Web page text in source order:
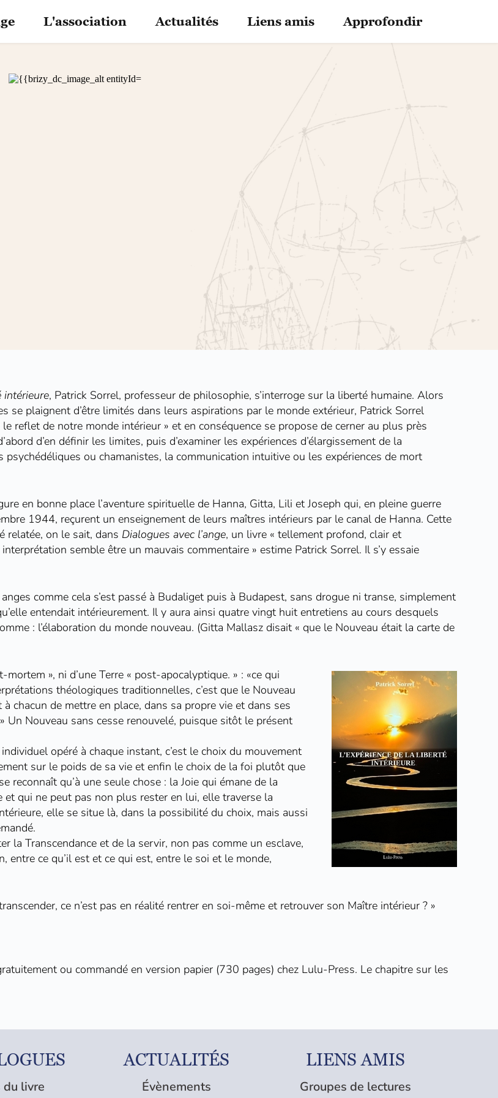
L'association Actualités Liens amis Approfondir
intérieure, Patrick Sorrel, professeur de philosophie, s’interroge sur la liberté humaine. Alors
se plaignent d’être limités dans leurs aspirations par le monde extérieur, Patrick Sorrel
reflet de notre monde intérieur » et en conséquence se propose de cerner au plus près
d’en définir les limites, puis d’examiner les expériences d’élargissement de la
psychédéliques ou chamanistes, la communication intuitive ou les expériences de mort
en bonne place l’aventure spirituelle de Hanna, Gitta, Lili et Joseph qui, en pleine guerre
1944, reçurent un enseignement de leurs maîtres intérieurs par le canal de Hanna. Cette
relatée, on le sait, dans Dialogues avec l’ange, un livre « tellement profond, clair et
semble être un mauvais commentaire » estime Patrick Sorrel. Il s’y essaie
comme cela s’est passé à Budaliget puis à Budapest, sans drogue ni transe, simplement
entendait intérieurement. Il y aura ainsi quatre vingt huit entretiens au cours desquels
: l’élaboration du monde nouveau. (Gitta Mallasz disait « que le Nouveau était la carte de
», ni d’une Terre « post-apocalyptique. » : «ce qui
théologiques traditionnelles, c’est que le Nouveau
chacun de mettre en place, dans sa propre vie et dans ses
Un Nouveau sans cesse renouvelé, puisque sitôt le présent
opéré à chaque instant, c’est le choix du mouvement
sur le poids de sa vie et enfin le choix de la foi plutôt que
reconnaît qu’à une seule chose : la Joie qui émane de la
qui ne peut pas non plus rester en lui, elle traverse la
elle se situe là, dans la possibilité du choix, mais aussi
la Transcendance et de la servir, non pas comme un esclave,
entre ce qu’il est et ce qui est, entre le soi et le monde,
ce n’est pas en réalité rentrer en soi-même et retrouver son Maître intérieur ? »
ou commandé en version papier (730 pages) chez Lulu-Press. Le chapitre sur les
livre
ACTUALITÉS
Évènements
LIENS AMIS
Groupes de lectures